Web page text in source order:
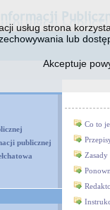
usług strona
lub
Akceptuje
publicznej
Co to